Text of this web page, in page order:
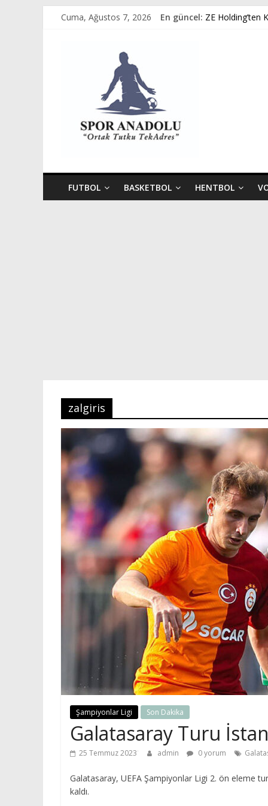
Cuma, Ağustos 7, 2026 En güncel: ZE Holding’ten
Spor
Anadolu
Tutku,
FUTBOL BASKETBOL HENTBOL
zalgiris
Şampiyonlar Ligi Son Dakika
Galatasaray Turu
25 Temmuz 2023 admin 0 yorum
Galatasaray, UEFA Şampiyonlar Ligi 2. ön eleme
kaldı.